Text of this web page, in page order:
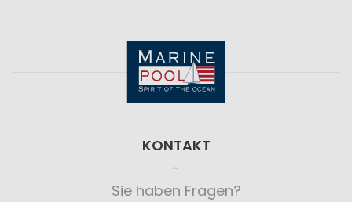
KONTAKT
Sie haben Fragen?